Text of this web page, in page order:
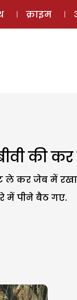
ऑडियो स्टोरी
क्राइम
की कर
ले कर जेब में
में पीने बैठ गए.